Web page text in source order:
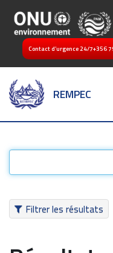
Contact d’urgence 24/7+356
REMPEC
Filtrer les résultats